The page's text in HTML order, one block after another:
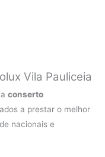
Vila Pauliceia
aconserto
a prestar o melhor
nacionais e